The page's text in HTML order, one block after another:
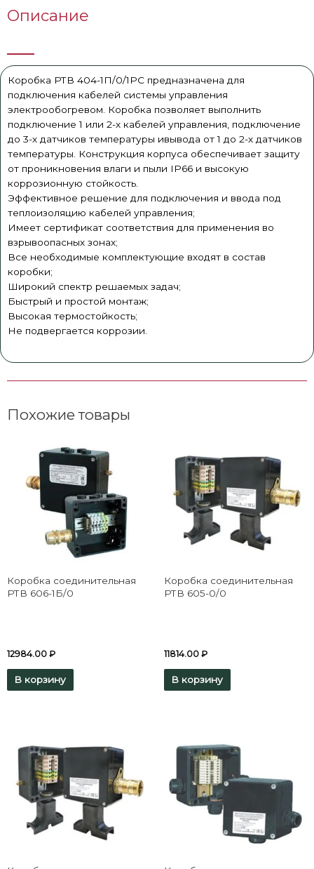
Описание
Коробка РТВ 404-1П/0/1РС предназначена для
подключения кабелей системы управления
электрообогревом. Коробка позволяет выполнить
подключение 1 или 2-х кабелей управления, подключение
до 3-х датчиков температуры ивывода от 1 до 2-х датчиков
температуры. Конструкция корпуса обеспечивает защиту
от проникновения влаги и пыли IP66 и высокую
коррозионную стойкость.
Эффективное решение для подключения и ввода под
теплоизоляцию кабелей управления;
Имеет сертификат соответствия для применения во
взрывоопасных зонах;
Все необходимые комплектующие входят в состав
коробки;
Широкий спектр решаемых задач;
Быстрый и простой монтаж;
Высокая термостойкость;
​Не подвергается коррозии.
Похожие товары
Коробка соединительная
РТВ 606-1Б/0
12984.00 ₽
В корзину
Коробка соединительная
РТВ 605-0/0
11814.00 ₽
В корзину